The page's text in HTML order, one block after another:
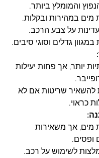
והמומלץ ביותר.
מים במהירות ובקלות.
על צבע הרכב.
במגוון גדלים וסוגי סיבים.
יותר, אך פחות יעילות
להשאיר שריטות אם לא
כראוי.
מים, אך משאירות
ופסים.
לשימוש על רכב.